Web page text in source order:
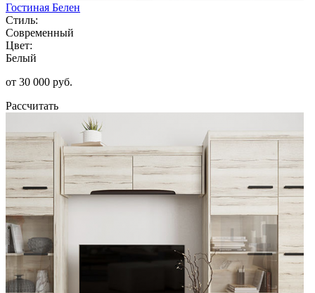
Гостиная Белен
Стиль:
Современный
Цвет:
Белый
от 30 000 руб.
Рассчитать